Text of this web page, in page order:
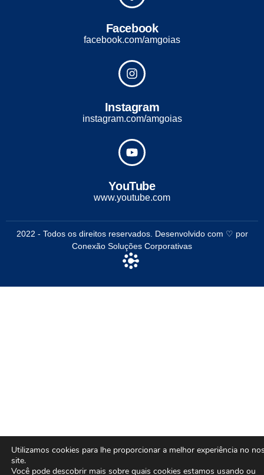
Facebook
facebook.com/amgoias
Instagram
instagram.com/amgoias
YouTube
www.youtube.com
2022 - Todos os direitos reservados. Desenvolvido com ♡ por
Conexão Soluções Corporativas
Utilizamos cookies para lhe proporcionar a melhor experiência no
site.
Você pode descobrir mais sobre quais cookies estamos usando ou